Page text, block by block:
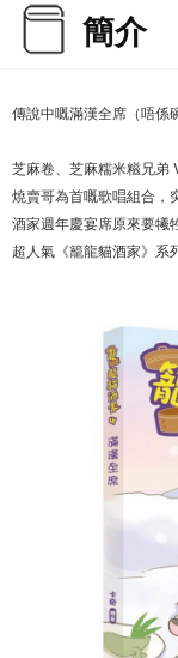
簡介
傳說中嘅滿漢全席（唔係
芝麻卷、芝麻糯米糍兄弟
燒賣哥為首嘅歌唱組合
酒家週年慶宴席原來要犧
超人氣《籠龍貓酒家》系